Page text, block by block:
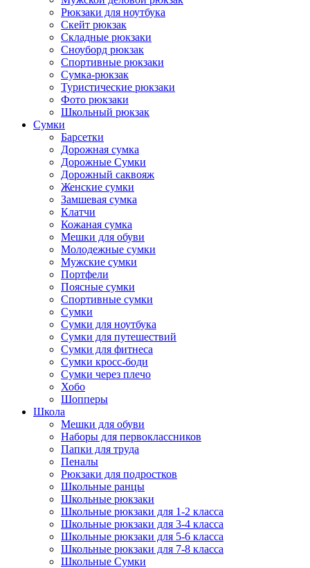
Рюкзаки для ноутбука
Скейт рюкзак
Складные рюкзаки
Сноуборд рюкзак
Спортивные рюкзаки
Сумка-рюкзак
Туристические рюкзаки
Фото рюкзаки
Школьный рюкзак
Сумки
Барсетки
Дорожная сумка
Дорожные Сумки
Дорожный саквояж
Женские сумки
Замшевая сумка
Клатчи
Кожаная сумка
Мешки для обуви
Молодежные сумки
Мужские сумки
Портфели
Поясные сумки
Спортивные сумки
Сумки
Сумки для ноутбука
Сумки для путешествий
Сумки для фитнеса
Сумки кросс-боди
Сумки через плечо
Хобо
Шопперы
Школа
Мешки для обуви
Наборы для первоклассников
Папки для труда
Пеналы
Рюкзаки для подростков
Школьные ранцы
Школьные рюкзаки
Школьные рюкзаки для 1-2 класса
Школьные рюкзаки для 3-4 класса
Школьные рюкзаки для 5-6 класса
Школьные рюкзаки для 7-8 класса
Школьные Сумки